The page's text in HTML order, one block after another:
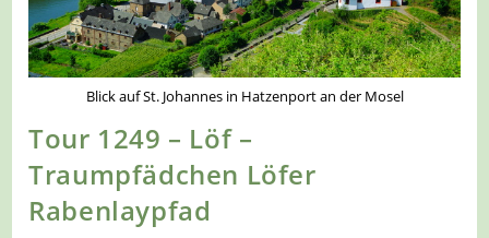
Blick auf St. Johannes in Hatzenport an der Mosel
Tour 1249 – Löf –
Traumpfädchen Löfer
Rabenlaypfad